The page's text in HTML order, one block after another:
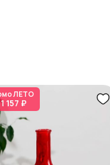
ЛЕТО
1 157 ₽